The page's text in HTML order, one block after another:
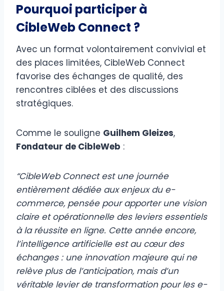
Pourquoi participer à
CibleWeb Connect ?
Avec un format volontairement convivial et
des places limitées, CibleWeb Connect
favorise des échanges de qualité, des
rencontres ciblées et des discussions
stratégiques.
Comme le souligne Guilhem Gleizes,
Fondateur de CibleWeb :
“CibleWeb Connect est une journée
entièrement dédiée aux enjeux du e-
commerce, pensée pour apporter une vision
claire et opérationnelle des leviers essentiels
à la réussite en ligne. Cette année encore,
l’intelligence artificielle est au cœur des
échanges : une innovation majeure qui ne
relève plus de l’anticipation, mais d’un
véritable levier de transformation pour les e-